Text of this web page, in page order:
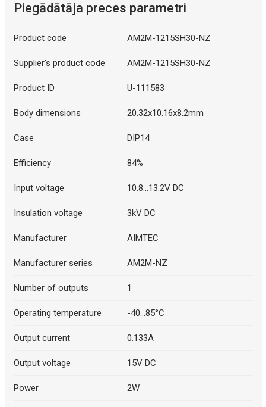
Piegādātāja preces parametri
Product code AM2M-1215SH30-NZ
Supplier's product code AM2M-1215SH30-NZ
Product ID U-111583
Body dimensions 20.32x10.16x8.2mm
Case DIP14
Efficiency 84%
Input voltage 10.8...13.2V DC
Insulation voltage 3kV DC
Manufacturer AIMTEC
Manufacturer series AM2M-NZ
Number of outputs 1
Operating temperature -40...85°C
Output current 0.133A
Output voltage 15V DC
Power 2W